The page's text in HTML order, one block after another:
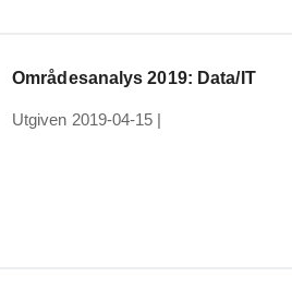
Områdesanalys 2019: Data/IT
Utgiven 2019-04-15 |